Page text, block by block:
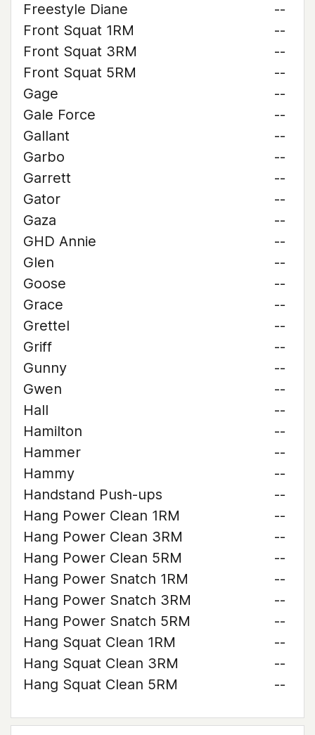
Freestyle Diane
--
Front Squat 1RM
--
Front Squat 3RM
--
Front Squat 5RM
--
Gage
--
Gale Force
--
Gallant
--
Garbo
--
Garrett
--
Gator
--
Gaza
--
GHD Annie
--
Glen
--
Goose
--
Grace
--
Grettel
--
Griff
--
Gunny
--
Gwen
--
Hall
--
Hamilton
--
Hammer
--
Hammy
--
Handstand Push-ups
--
Hang Power Clean 1RM
--
Hang Power Clean 3RM
--
Hang Power Clean 5RM
--
Hang Power Snatch 1RM
--
Hang Power Snatch 3RM
--
Hang Power Snatch 5RM
--
Hang Squat Clean 1RM
--
Hang Squat Clean 3RM
--
Hang Squat Clean 5RM
--